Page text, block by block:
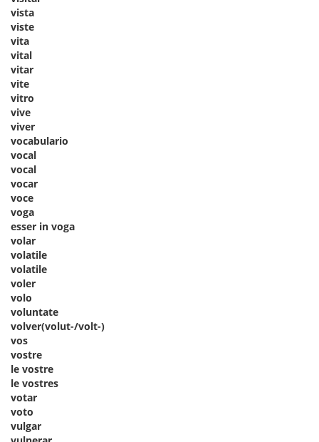
vista
viste
vita
vital
vitar
vite
vitro
vive
viver
vocabulario
vocal
vocal
vocar
voce
voga
esser in voga
volar
volatile
volatile
voler
volo
voluntate
volver(volut-/volt-)
vos
vostre
le vostre
le vostres
votar
voto
vulgar